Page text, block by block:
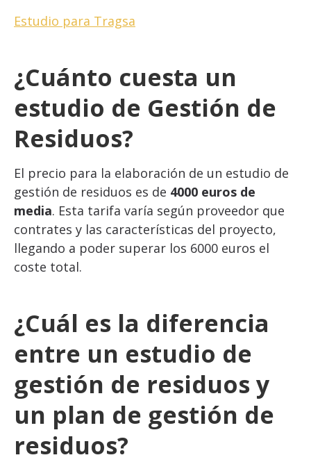
Estudio para Tragsa
¿Cuánto cuesta un
estudio de Gestión de
Residuos?
El precio para la elaboración de un estudio de
gestión de residuos es de 4000 euros de
media. Esta tarifa varía según proveedor que
contrates y las características del proyecto,
llegando a poder superar los 6000 euros el
coste total.
¿Cuál es la diferencia
entre un estudio de
gestión de residuos y
un plan de gestión de
residuos?